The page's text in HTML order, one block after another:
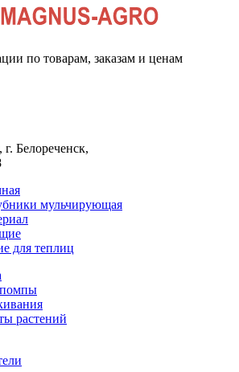
по товарам, заказам и ценам
Белореченск,
мульчирующая
для теплиц
растений